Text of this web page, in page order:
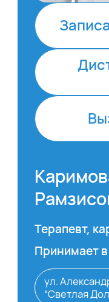
Терапевт,
Принимает
ул.
“Светлая